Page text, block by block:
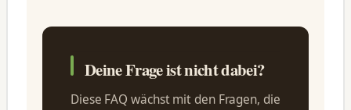
Deine Frage ist nicht dabei?
Diese FAQ wächst mit den Fragen, die